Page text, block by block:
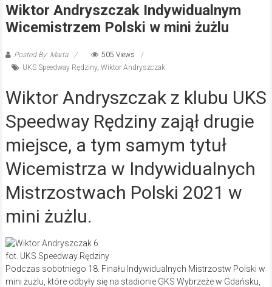
Wiktor Andryszczak Indywidualnym
Wicemistrzem Polski w mini żużlu
Posted By: Marta
505 Views
UKS Speedway Rędziny, Wiktor Andryszczak
Wiktor Andryszczak z klubu UKS
Speedway Rędziny zajął drugie
miejsce, a tym samym tytuł
Wicemistrza w Indywidualnych
Mistrzostwach Polski 2021 w
mini żużlu.
fot. UKS Speedway Rędziny
Podczas sobotniego 18. Finału Indywidualnych Mistrzostw Polski w
mini żużlu, które odbyły się na stadionie GKS Wybrzeże w Gdańsku,